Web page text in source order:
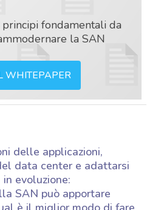
fondamentali da
la SAN
WHITEPAPER
delle applicazioni,
data center e adattarsi
evoluzione:
SAN può apportare